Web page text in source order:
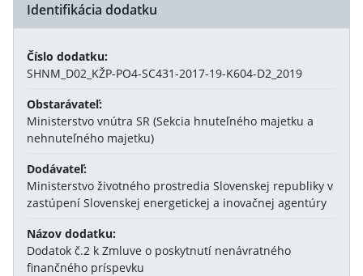
Identifikácia dodatku
Číslo dodatku:
SHNM_D02_KŽP-PO4-SC431-2017-19-K604-D2_2019
Obstarávateľ:
Ministerstvo vnútra SR (Sekcia hnuteľného majetku a
nehnuteľného majetku)
Dodávateľ:
Ministerstvo životného prostredia Slovenskej republiky v
zastúpení Slovenskej energetickej a inovačnej agentúry
Názov dodatku:
Dodatok č.2 k Zmluve o poskytnutí nenávratného
finančného príspevku